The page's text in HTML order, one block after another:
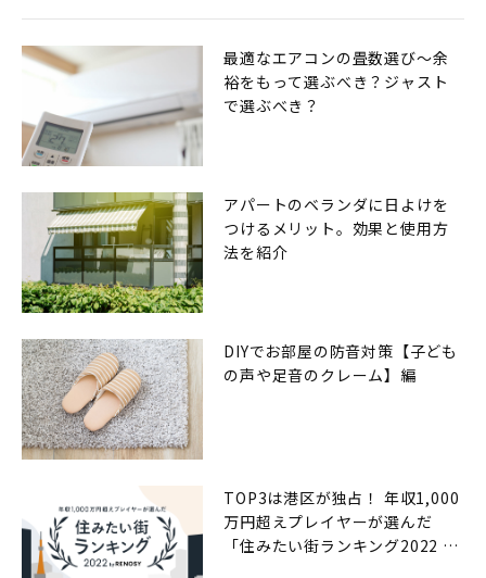
最適なエアコンの畳数選び〜余
裕をもって選ぶべき？ジャスト
で選ぶべき？
アパートのベランダに日よけを
つけるメリット。効果と使用方
法を紹介
DIYでお部屋の防音対策【子ども
の声や足音のクレーム】編
TOP3は港区が独占！ 年収1,000
万円超えプレイヤーが選んだ
「住みたい街ランキング2022 by